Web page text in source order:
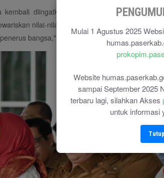
Mulai 1 Agustus 2025
Website
sampai September 2025
terbaru lagi, silahkan Akses
untuk informasi
Tutup
diingatkan akan pentingnya peran
nilai-nilai luhur dan semangat perjuangan
bangsa," terang Sekda Katsul Wijaya.